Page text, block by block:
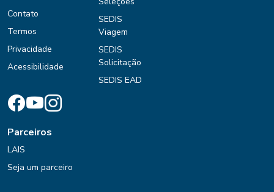
Contato
Termos
Privacidade
Acessibilidade
SEDIS
Viagem
SEDIS
Solicitação
SEDIS EAD
Parceiros
LAIS
Seja um parceiro